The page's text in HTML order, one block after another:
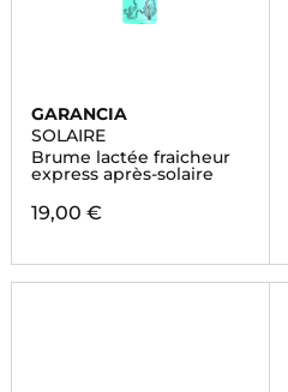
GARANCIA
SOLAIRE
Brume lactée fraicheur
express après-solaire
19,00 €